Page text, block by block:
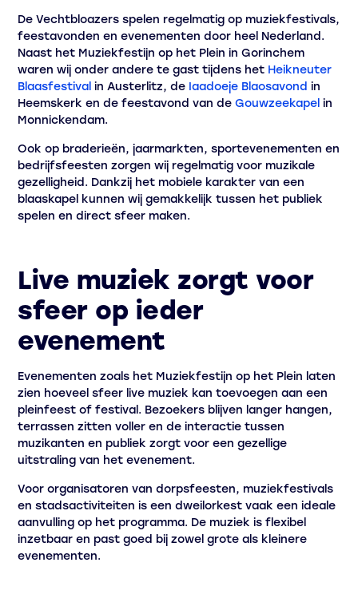
De Vechtbloazers spelen regelmatig op muziekfestivals,
feestavonden en evenementen door heel Nederland.
Naast het Muziekfestijn op het Plein in Gorinchem
waren wij onder andere te gast tijdens het Heikneuter
Blaasfestival in Austerlitz, de Iaadoeje Blaosavond in
Heemskerk en de feestavond van deGouwzeekapel in
Monnickendam.
Ook op braderieën, jaarmarkten, sportevenementen en
bedrijfsfeesten zorgen wij regelmatig voor muzikale
gezelligheid. Dankzij het mobiele karakter van een
blaaskapel kunnen wij gemakkelijk tussen het publiek
spelen en direct sfeer maken.
Live muziek zorgt voor
sfeer op ieder
evenement
Evenementen zoals het Muziekfestijn op het Plein laten
zien hoeveel sfeer live muziek kan toevoegen aan een
pleinfeest of festival. Bezoekers blijven langer hangen,
terrassen zitten voller en de interactie tussen
muzikanten en publiek zorgt voor een gezellige
uitstraling van het evenement.
Voor organisatoren van dorpsfeesten, muziekfestivals
en stadsactiviteiten is een dweilorkest vaak een ideale
aanvulling op het programma. De muziek is flexibel
inzetbaar en past goed bij zowel grote als kleinere
evenementen.